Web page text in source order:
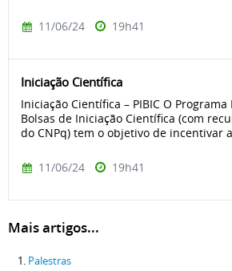
11/06/24 19h41
Iniciação Científica
Iniciação Científica – PIBIC O
Bolsas de Iniciação Científica (com
do CNPq) tem o objetivo de incentivar
11/06/24 19h41
Mais artigos...
Palestras